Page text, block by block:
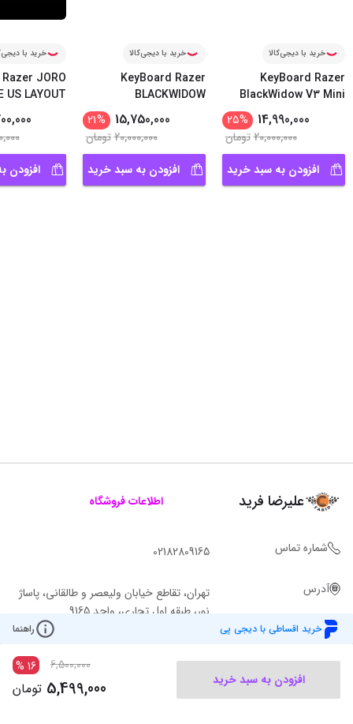
خرید با دیجی‌کالا
KeyBoard Razer
BlackWidow V3 Mini
14,990,000
%
25
20,000,000تومان
افزودن به سبد خرید
خرید با دیجی‌کالا
KeyBoard Razer
BLACKWIDOW
ESSENTIAL Gr
...
15,750,000
%
21
20,000,000تومان
افزودن به سبد خرید
خرید با
JORO
US LAYOUT
افزودن
خرید اقساطی با دیجی پی راهنما
افزودن به سبد خرید
6,500,000
16
%
5,499,000 تومان
علیرضا فرید اطلاعات فروشگاه
شماره تماس 02182809165
آدرس
تهران، تقاطع خیابان ولیعصر و طالقانی، پاساژ
نور، طبقه اول تجاری، واحد 9165